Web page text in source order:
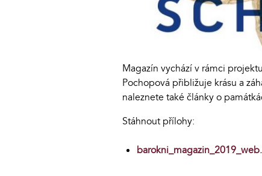
Magazín vychází v rámci
Pochopová přibližuje krásu a
naleznete také články o
Stáhnout přílohy: